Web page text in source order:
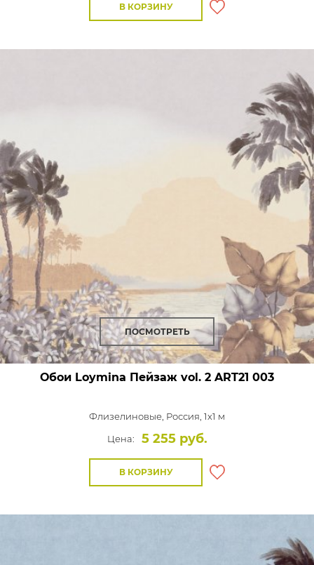
В КОРЗИНУ
ПОСМОТРЕТЬ
Обои Loymina Пейзаж vol. 2 ART21 003
Флизелиновые, Россия, 1x1 м
Цена:
5 255 руб.
В КОРЗИНУ